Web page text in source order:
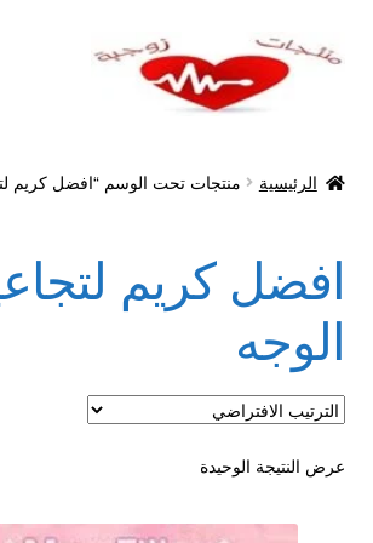
Skip
Skip
أدوية تكبير و تضخيم العضو
اتصل بنا
اتمام الطلب
ادوية تخسيس
اكسسوارات مثيره
الرئيسية منتجات تحت الوسم “افضل كريم
افضل كريم
الوجه
عرض النتيجة الوحيدة